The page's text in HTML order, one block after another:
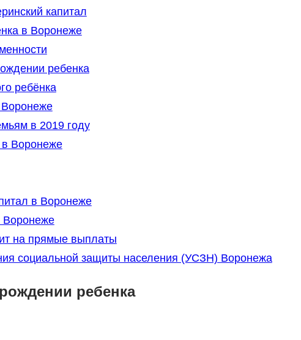
капитал
в Воронеже
ребенка
ребёнка
в 2019 году
Воронеже
в Воронеже
Воронеже
на прямые выплаты
социальной защиты населения (УСЗН) Воронежа
ребенка